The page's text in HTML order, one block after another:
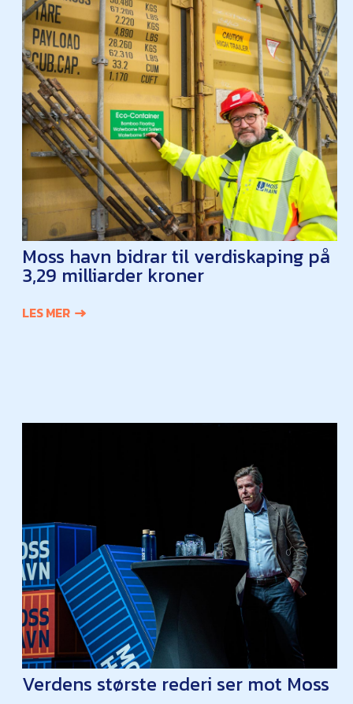
Moss havn bidrar til verdiskaping på
3,29 milliarder kroner
LES MER
Verdens største rederi ser mot Moss